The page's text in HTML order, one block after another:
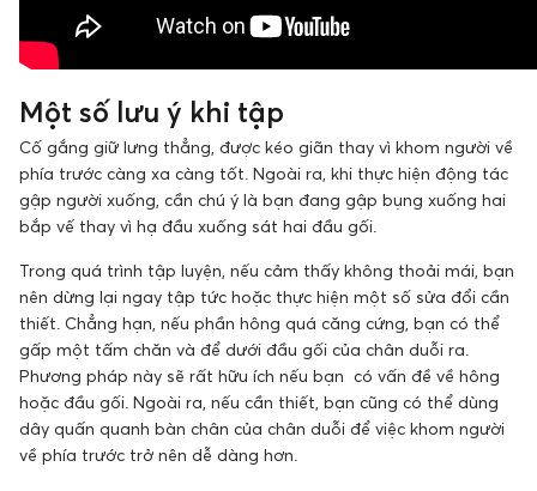
Một số lưu ý khi tập
Cố gắng giữ lưng thẳng, được kéo giãn thay vì khom người về
phía trước càng xa càng tốt. Ngoài ra, khi thực hiện động tác
gập người xuống, cần chú ý là bạn đang gập bụng xuống hai
bắp vế thay vì hạ đầu xuống sát hai đầu gối.
Trong quá trình tập luyện, nếu cảm thấy không thoải mái, bạn
nên dừng lại ngay tập tức hoặc thực hiện một số sửa đổi cần
thiết. Chẳng hạn, nếu phần hông quá căng cứng, bạn có thể
gấp một tấm chăn và để dưới đầu gối của chân duỗi ra.
Phương pháp này sẽ rất hữu ích nếu bạn có vấn đề về hông
hoặc đầu gối. Ngoài ra, nếu cần thiết, bạn cũng có thể dùng
dây quấn quanh bàn chân của chân duỗi để việc khom người
về phía trước trở nên dễ dàng hơn.